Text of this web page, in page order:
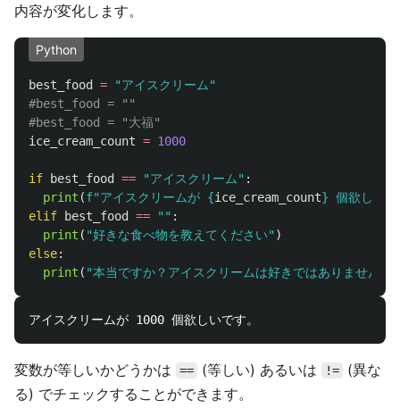
内容が変化します。
Python
best_food = "アイスクリーム "
#best_food = ""
ice_cream_count = 1000
if best_food == "アイスクリーム " :
print (f"アイスクリームが {ice_cream_count} 個欲しい
elif
best_food == "" :
print ( "好きな食べ物を教えてください" )
else:
print ( "本当ですか？アイスクリームは好きではありませんか
変数が等しいかどうかは == (等しい) あるいは !=
(異な
る) でチェックすることができます。